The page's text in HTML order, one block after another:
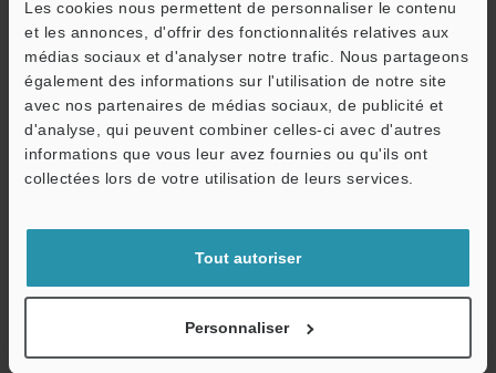
Les cookies nous permettent de personnaliser le contenu
et les annonces, d'offrir des fonctionnalités relatives aux
médias sociaux et d'analyser notre trafic. Nous partageons
également des informations sur l'utilisation de notre site
avec nos partenaires de médias sociaux, de publicité et
d'analyse, qui peuvent combiner celles-ci avec d'autres
informations que vous leur avez fournies ou qu'ils ont
collectées lors de votre utilisation de leurs services.
Tout autoriser
Personnaliser
une technologie de traitement numérique parallèle.
Catalogues Prix
Lecteur de codes 2D compact
algorithmes de correction intégrés garantissent une lecture
fiable, même en cas de variation de la qualité du code due aux